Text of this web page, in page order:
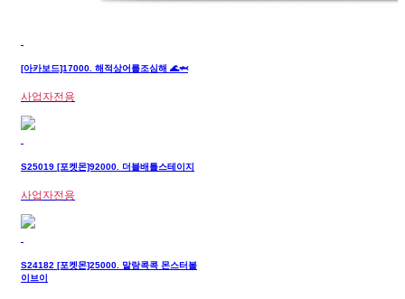
[아카보드]17000. 해적상어를조심해 🌊🦈
사업자전용
S25019 [포켓몬]92000. 더블배틀스테이지
사업자전용
S24182 [포켓몬]25000. 말랑콕콕 몬스터볼
이브이